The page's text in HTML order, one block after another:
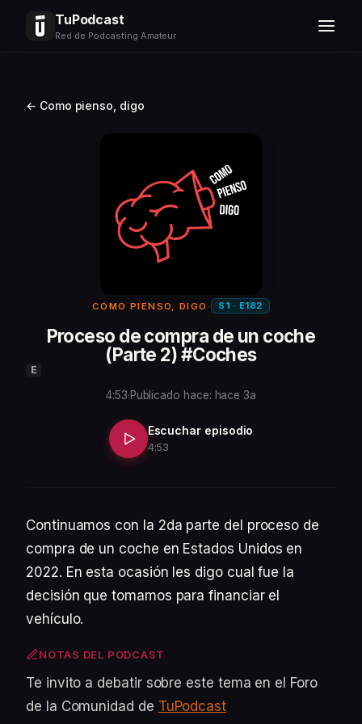
TuPodcast
Red de Podcasting Amateur
← Como pienso, digo
COMO PIENSO, DIGO · S1 · E182
Proceso de compra de un coche
(Parte 2) #Coches
E
4:53·Publicado hace: hace 3a
Escuchar episodio
4:53
Continuamos con la 2da parte del proceso de
compra de un coche en Estados Unidos en
2022. En esta ocasión les digo cual fue la
decisión que tomamos para financiar el
vehículo.
NOTAS DEL PODCAST
Te invito a debatir sobre este tema en el Foro
de la Comunidad de TuPodcast